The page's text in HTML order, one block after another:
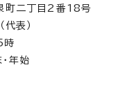
二丁目2番18号
表）
時
年始